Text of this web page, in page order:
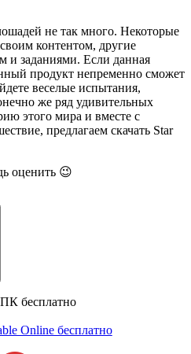
не так много. Некоторые
контентом, другие
и заданиями. Если данная
продукт непременно сможет
веселые испытания,
же ряд удивительных
этого мира и вместе с
предлагаем скачать Star
оценить 😉
бесплатно
Online бесплатно